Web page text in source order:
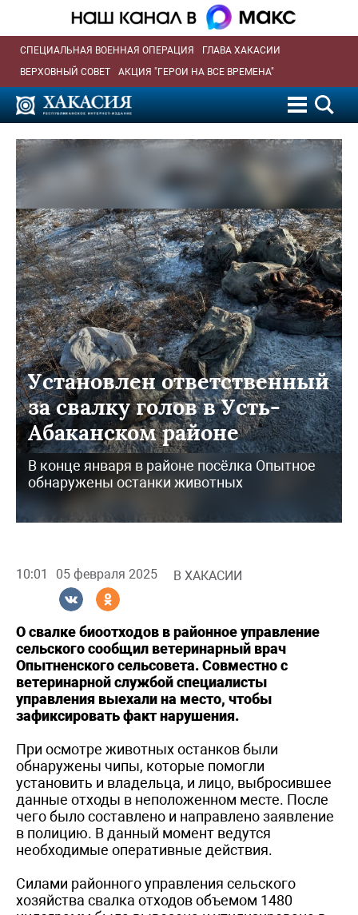
СПЕЦИАЛЬНАЯ ВОЕННАЯ ОПЕРАЦИЯ
ГЛАВА ХАКАСИИ
ВЕРХОВНЫЙ СОВЕТ
АКЦИЯ "ГЕРОИ НА ВСЕ ВРЕМЕНА"
Установлен ответственный
за свалку голов в Усть-
Абаканском районе
В конце января в районе посёлка Опытное
обнаружены останки животных
10:01 05 февраля 2025 В ХАКАСИИ
О свалке биоотходов в районное управление
сельского сообщил ветеринарный врач
Опытненского сельсовета. Совместно с
ветеринарной службой специалисты
управления выехали на место, чтобы
зафиксировать факт нарушения.
При осмотре животных останков были
обнаружены чипы, которые помогли
установить и владельца, и лицо, выбросившее
данные отходы в неположенном месте. После
чего было составлено и направлено заявление
в полицию. В данный момент ведутся
необходимые оперативные действия.
Силами районного управления сельского
хозяйства свалка отходов объемом 1480